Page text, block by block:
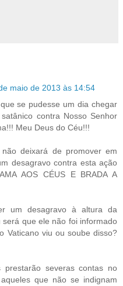
maio de 2013 às 14:54
se pudesse um dia chegar
contra Nosso Senhor
Meu Deus do Céu!!!
deixará de promover em
desagravo contra esta ação
AOS CÉUS E BRADA A
um desagravo à altura da
que ele não foi informado
Vaticano viu ou soube disso?
prestarão severas contas no
que não se indignam